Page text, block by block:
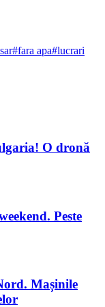
#fara apa#lucrari
O dronă
Peste
Mașinile